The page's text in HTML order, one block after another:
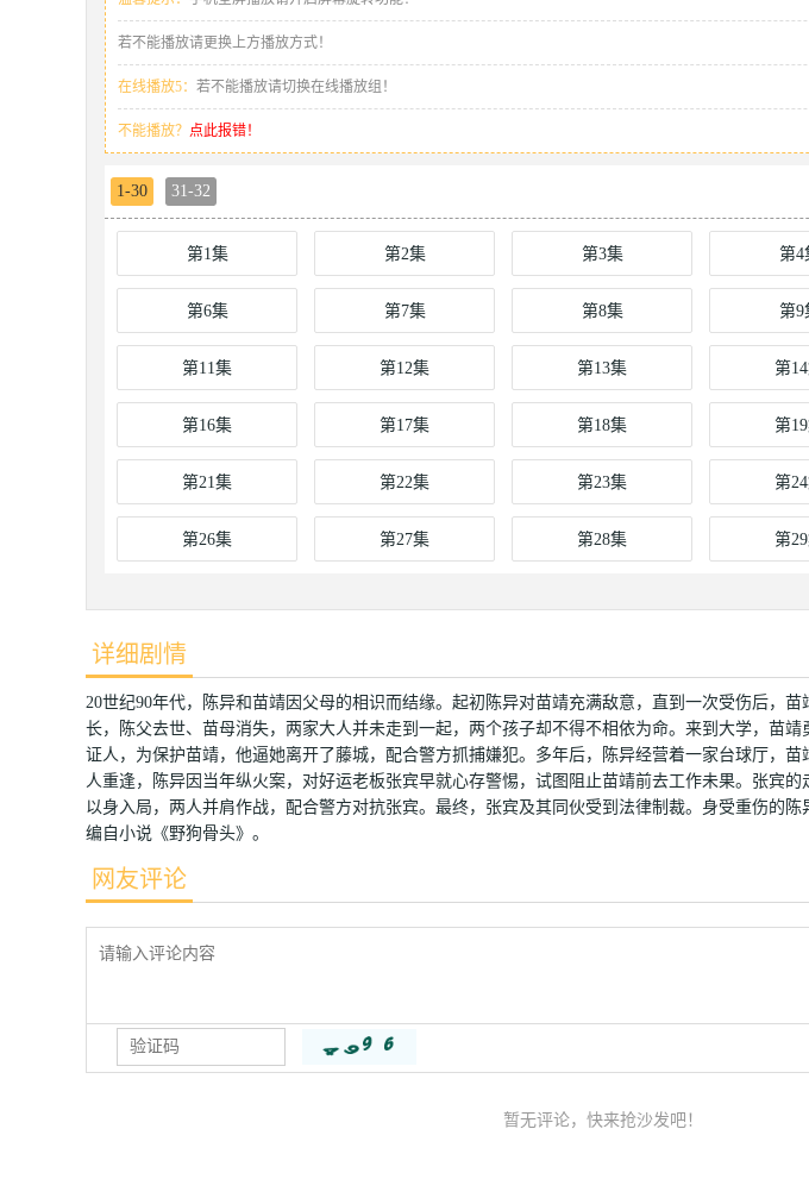
若不能播放请更换上方播放方式！
在线播放5： 若不能播放请切换在线播放组！
不能播放？ 点此报错！
1-30 31-32
第1集 第2集 第3集 第4
第6集 第7集 第8集 第9
第11集 第12集 第13集 第
第16集 第17集 第18集 第
第21集 第22集 第23集 第
第26集 第27集 第28集 第
详细剧情
20世纪90年代，陈异和苗靖因父母的相识而结缘。起初陈异对苗靖充满敌意，直到一次受伤后，
长，陈父去世、苗母消失，两家大人并未走到一起，两个孩子却不得不相依为命。来到大学，苗
证人，为保护苗靖，他逼她离开了藤城，配合警方抓捕嫌犯。多年后，陈异经营着一家台球厅，
人重逢，陈异因当年纵火案，对好运老板张宾早就心存警惕，试图阻止苗靖前去工作未果。张宾
以身入局，两人并肩作战，配合警方对抗张宾。最终，张宾及其同伙受到法律制裁。身受重伤
编自小说《野狗骨头》。
网友评论
暂无评论，快来抢沙发吧！